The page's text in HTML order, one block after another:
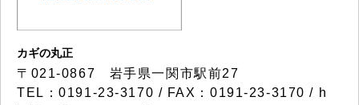
カギの丸正
〒021-0867 岩手県一関市駅前27
TEL：0191-23-3170 / FAX：0191-23-3170 / h